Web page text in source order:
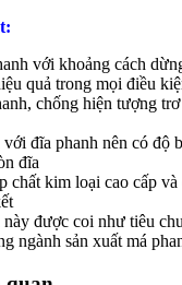
với khoảng cách
quả trong mọi điều
chống hiện tượng
đĩa phanh nên có độ
đĩa
chất kim loại cao cấp
được coi như tiêu
ngành sản xuất má